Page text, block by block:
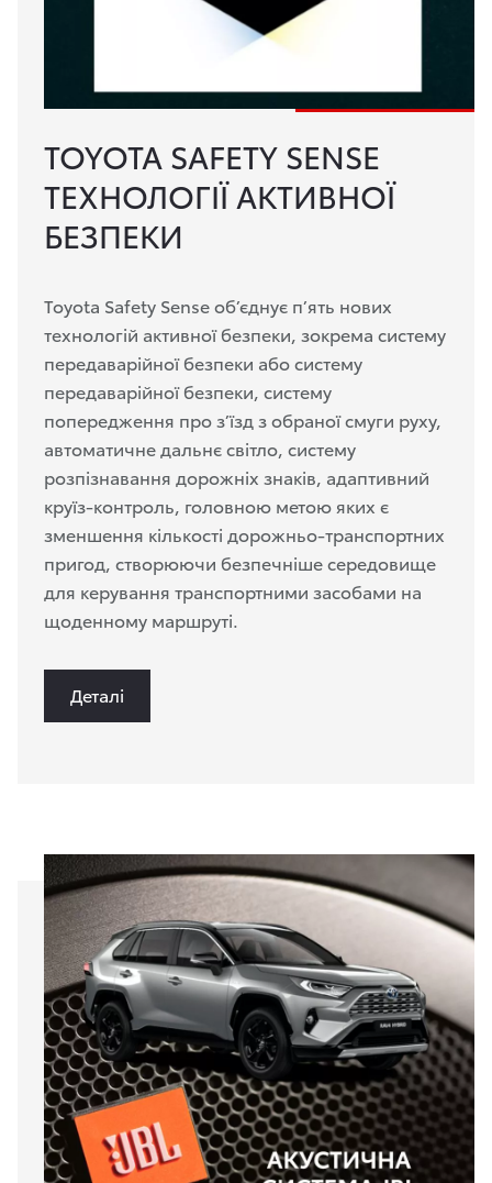
TOYOTA SAFETY SENSE
ТЕХНОЛОГІЇ АКТИВНОЇ
БЕЗПЕКИ
Toyota Safety Sense об’єднує п’ять нових
технологій активної безпеки, зокрема систему
передаварійної безпеки або систему
передаварійної безпеки, систему
попередження про з’їзд з обраної смуги руху,
автоматичне дальнє світло, систему
розпізнавання дорожніх знаків, адаптивний
круїз-контроль, головною метою яких є
зменшення кількості дорожньо-транспортних
пригод, створюючи безпечніше середовище
для керування транспортними засобами на
щоденному маршруті.
Деталі